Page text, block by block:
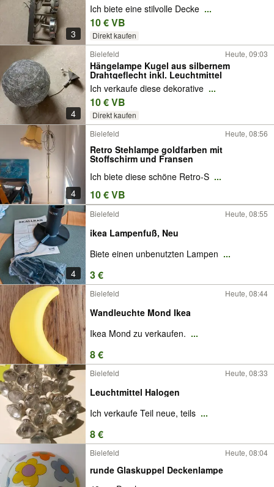
3
Ich biete eine stilvolle Decke ...
10 € VB
Direkt kaufen
4
Bielefeld Heute, 09:03
Hängelampe Kugel aus silbernem
Drahtgeflecht inkl. Leuchtmittel
Ich verkaufe diese dekorative ...
10 € VB
Direkt kaufen
4
Bielefeld Heute, 08:56
Retro Stehlampe goldfarben mit
Stoffschirm und Fransen
Ich biete diese schöne Retro-S ...
10 € VB
4
Bielefeld Heute, 08:55
ikea Lampenfuß, Neu
Biete einen unbenutzten Lampen ...
3 €
Bielefeld Heute, 08:44
Wandleuchte Mond Ikea
Ikea Mond zu verkaufen. ...
8 €
Bielefeld Heute, 08:33
Leuchtmittel Halogen
Ich verkaufe Teil neue, teils ...
8 €
Bielefeld Heute, 08:04
runde Glaskuppel Deckenlampe